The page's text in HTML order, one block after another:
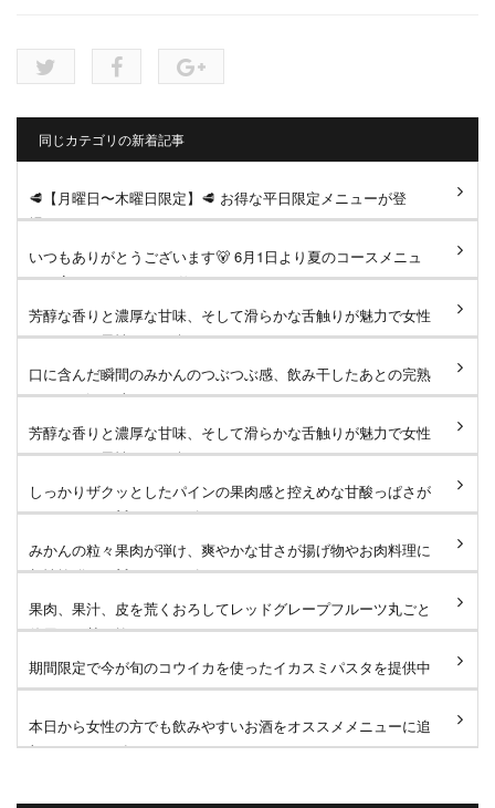
同じカテゴリの新着記事
🥩【月曜日〜木曜日限定】🥩 お得な平日限定メニューが登
場！ ジューシーなサーロイン...
いつもありがとうございます🐻 6月1日より夏のコースメニュ
ーへ変更となります。 仕...
芳醇な香りと濃厚な甘味、そして滑らかな舌触りが魅力で女性
はもちろん男性にもお楽し...
口に含んだ瞬間のみかんのつぶつぶ感、飲み干したあとの完熟
みかんの深い味わいがたま...
芳醇な香りと濃厚な甘味、そして滑らかな舌触りが魅力で女性
はもちろん男性にもお楽し...
しっかりザクッとしたパインの果肉感と控えめな甘酸っぱさが
たまりません🐻 #タローズ...
みかんの粒々果肉が弾け、爽やかな甘さが揚げ物やお肉料理に
相性抜群です🐻 #タローズ...
果肉、果汁、皮を荒くおろしてレッドグレープフルーツ丸ごと
使用した甘さ控えめなサワ...
期間限定で今が旬のコウイカを使ったイカスミパスタを提供中
です！たっぷりのコウイカ...
本日から女性の方でも飲みやすいお酒をオススメメニューに追
加しました！ 鬼おろしサ...